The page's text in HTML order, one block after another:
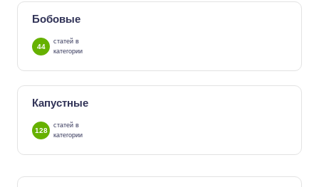
Бобовые
44
статей в
категории
Капустные
128
статей в
категории